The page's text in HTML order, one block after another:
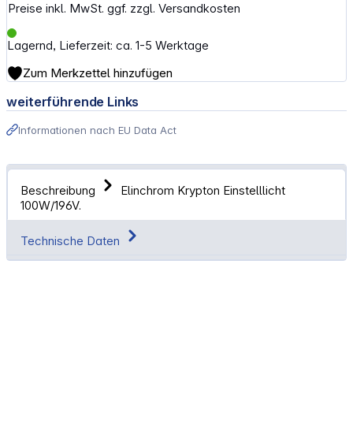
Preise inkl. MwSt. ggf. zzgl. Versandkosten
Lagernd, Lieferzeit: ca. 1-5 Werktage
Zum Merkzettel hinzufügen
weiterführende Links
Informationen nach EU Data Act
Beschreibung
Elinchrom Krypton Einstelllicht
100W/196V.
Technische Daten